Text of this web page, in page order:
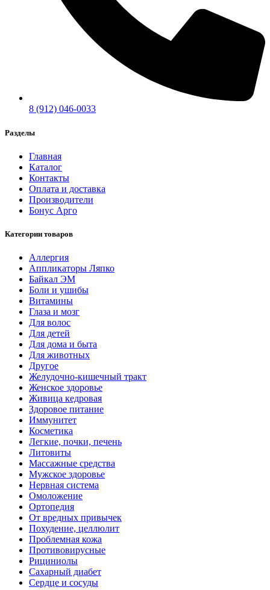
8 (912) 046-0033
Разделы
Главная
Каталог
Контакты
Оплата и доставка
Производители
Бонус Арго
Категории товаров
Аллергия
Аппликаторы Ляпко
Байкал ЭМ
Боли и ушибы
Витамины
Глаза и мозг
Для волос
Для детей
Для дома и быта
Для животных
Другое
Желудочно-кишечный тракт
Женское здоровье
Живица кедровая
Здоровое питание
Иммунитет
Косметика
Легкие, почки, печень
Литовиты
Массажные средства
Мужское здоровье
Нервная система
Омоложение
Ортопедия
От вредных привычек
Похудение, целлюлит
Проблемная кожа
Противовирусные
Рициниолы
Сахарный диабет
Сердце и сосуды